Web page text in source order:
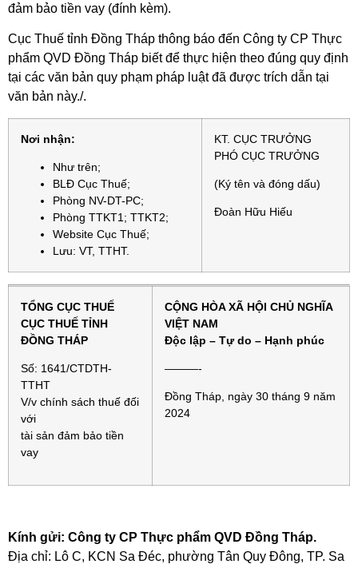
đảm bảo tiền vay (đính kèm).
Cục Thuế tỉnh Đồng Tháp thông báo đến Công ty CP Thực
phẩm QVD Đồng Tháp biết để thực hiện theo đúng quy định
tại các văn bản quy phạm pháp luật đã được trích dẫn tại
văn bản này./.
Nơi nhận:
Như trên;
BLĐ Cục Thuế;
Phòng NV-DT-PC;
Phòng TTKT1; TTKT2;
Website Cục Thuế;
Lưu: VT, TTHT.
KT. CỤC TRƯỞNG
PHÓ CỤC TRƯỞNG
(Ký tên và đóng dấu)
Đoàn Hữu Hiếu
TỔNG CỤC THUẾ
CỤC THUẾ TỈNH
ĐỒNG THÁP
Số: 1641/CTDTH-
TTHT
V/v chính sách thuế đối
với
tài sản đảm bảo tiền
vay
CỘNG HÒA XÃ HỘI CHỦ NGHĨA
VIỆT NAM
Độc lập – Tự do – Hạnh phúc
———-
Đồng Tháp, ngày 30 tháng 9 năm
2024
Kính gửi: Công ty CP Thực phẩm QVD Đồng Tháp.
Địa chỉ: Lô C, KCN Sa Đéc, phường Tân Quy Đông, TP. Sa